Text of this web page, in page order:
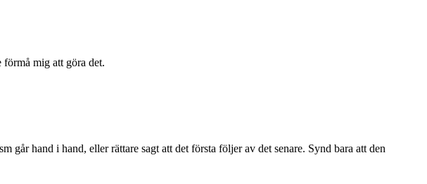
förmå mig att göra det.
hand i hand, eller rättare sagt att det första följer av det senare. Synd bara att den